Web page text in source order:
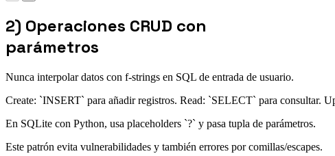
2) Operaciones CRUD con
parámetros
Nunca interpolar datos con f-strings en SQL de entrada de usuario.
Create: `INSERT` para añadir registros. Read: `SELECT` para consultar.
En SQLite con Python, usa placeholders `?` y pasa tupla de parámetros.
Este patrón evita vulnerabilidades y también errores por comillas/escapes.